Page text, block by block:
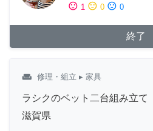
sentiment_satisfied 1 sentiment_neutral 0 sentiment_dissatisfied 0
終了
weekend 修理・組立 ▸ 家具
ラシクのベット二台組み立て
滋賀県